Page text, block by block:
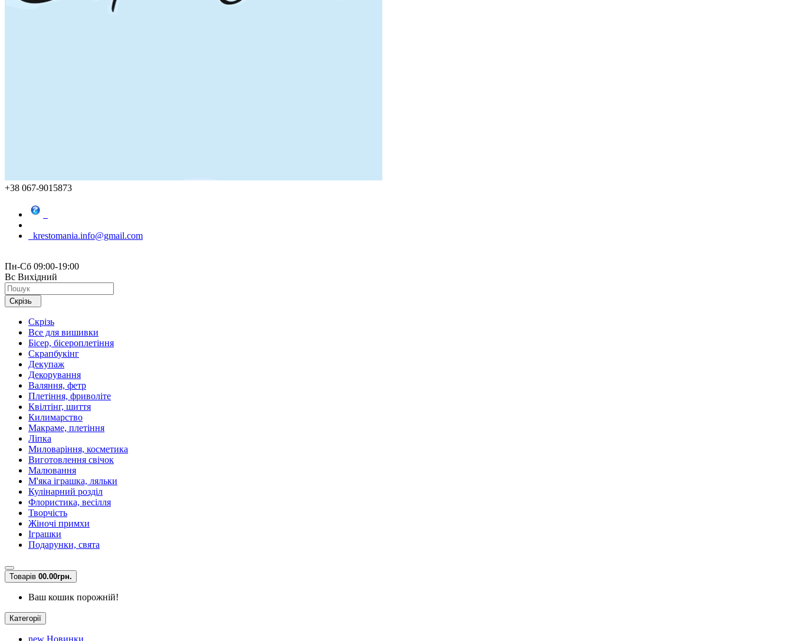
+38 067-9015873
krestomania.info@gmail.com
Пн-Сб 09:00-19:00
Вс Вихідний
Скрізь
Скрізь
Все для вишивки
Бісер, бісероплетіння
Скрапбукінг
Декупаж
Декорування
Валяння, фетр
Плетіння, фриволіте
Квілтінг, шиття
Килимарство
Макраме, плетіння
Ліпка
Миловаріння, косметика
Виготовлення свічок
Малювання
М'яка іграшка, ляльки
Кулінарний розділ
Флористика, весілля
Творчість
Жіночі примхи
Іграшки
Подарунки, свята
Товарів 00.00грн.
Ваш кошик порожній!
Категорії
new Новинки